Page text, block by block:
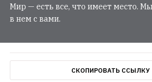
Мир — есть все, что имеет место.
в нем с вами.
СКОПИРОВАТЬ ССЫЛКУ